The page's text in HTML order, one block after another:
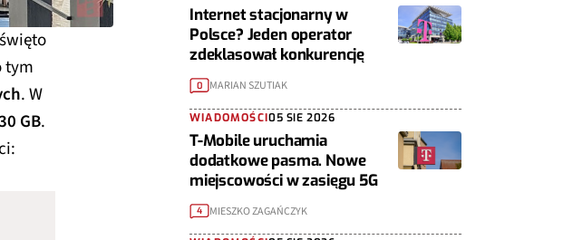
tym
. W
GB.
Internet stacjonarny w
Polsce? Jeden operator
zdeklasował konkurencję
0 MARIAN SZUTIAK
WIADOMOŚCI05 SIE 2026
T-Mobile uruchamia
dodatkowe pasma. Nowe
miejscowości w zasięgu 5G
4 MIESZKO ZAGAŃCZYK